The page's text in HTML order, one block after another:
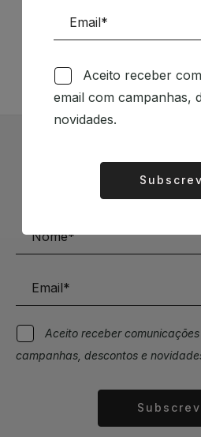
TÉCNICA LIVRARIA »
Subscrever
Mantenha-se a par das
Aceito receber
campanhas, descontos e
Aceito receber
email com campanhas,
novidades.